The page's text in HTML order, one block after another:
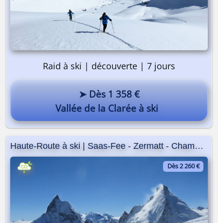
Raid à ski | découverte | 7 jours
➤ Dès 1 358 €
Vallée de la Clarée à ski
Haute-Route à ski | Saas-Fee - Zermatt - Chamonix
Dès 2 260 €